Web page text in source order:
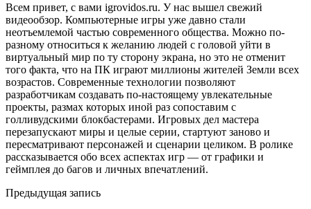
Всем привет, с вами igrovidos.ru. У нас вышел свежий
видеообзор. Компьютерные игры уже давно стали
неотъемлемой частью современного общества. Можно по-
разному относиться к желанию людей с головой уйти в
виртуальный мир по ту сторону экрана, но это не отменит
того факта, что на ПК играют миллионы жителей Земли всех
возрастов. Современные технологии позволяют
разработчикам создавать по-настоящему увлекательные
проекты, размах которых иной раз сопоставим с
голливудскими блокбастерами. Игровых дел мастера
перезапускают миры и целые серии, стартуют заново и
пересматривают персонажей и сценарии целиком. В ролике
рассказывается обо всех аспектах игр — от графики и
геймплея до багов и личных впечатлений.
Предыдущая запись